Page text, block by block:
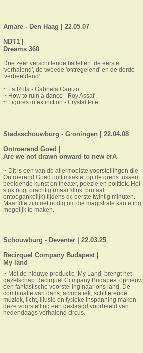
Amare - Den Haag | 22.05.07
NDT1 |
Dreams 360
Drie zeer verschillende balletten: de eerste
'verhalend', de tweede 'ontregelend' en de derde
'verbeeldend'
~ La Ruta - Gabriela Carrizo
~ How to ruin a dance - Roy Assaf
~ Figures in extinction - Crystal Pite
Stadsschouwburg - Groningen | 22.04.08
Ontroerend Goed |
Are we not drawn onward to new erA
~ Dit is een van de allermooiste voorstellingen die
Ontroerend Goed ooit maakte, op de grens tussen
beeldende kunst en theater, poëzie en politiek. Het
stuk oogt prachtig (maar klinkt brutaal
ontoegankelijk) tijdens de eerste twintig minuten.
Maar die zijn net nodig om die magistrale kanteling
mogelijk te maken.
Schouwburg - Deventer | 22.03.25
Recirquel Company Budapest |
My land
~ Met de nieuwe productie ‘My Land’ brengt het
gezelschap Recirquel Company Budapest opnieuw
een fantastische voorstelling naar ons land. De
combinatie van dans, acrobatiek, schitterende
muziek, licht, illusie en fysieke inspanning maken
deze voorstelling een geslaagd voorbeeld van
hedendaags verhalend circus.